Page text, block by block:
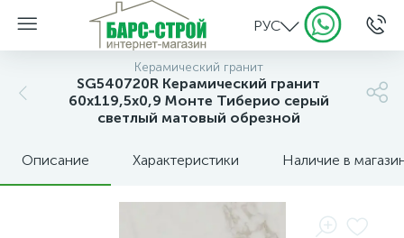
РУС
Керамический гранит
SG540720R Керамический гранит
60x119,5x0,9 Монте Тиберио серый
светлый матовый обрезной
Описание Характеристики Наличие в